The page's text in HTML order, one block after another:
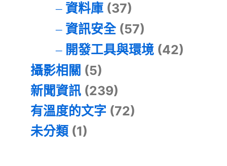
資料庫(37)
資訊安全(57)
開發工具與環境(42)
攝影相關 (5)
新聞資訊 (239)
有溫度的文字 (72)
未分類 (1)